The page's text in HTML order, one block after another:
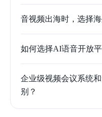
音视频出海时，选择
如何选择AI语音开放
企业级视频会议系统
别？